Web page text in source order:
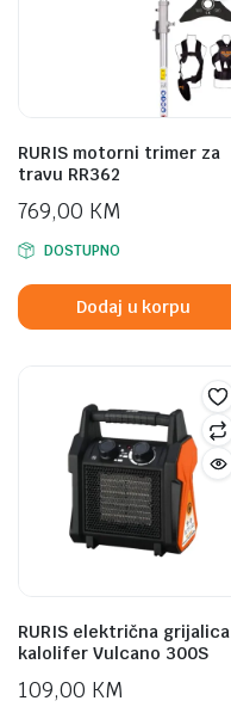
RURIS motorni trimer za
travu RR362
769,00 KM
DOSTUPNO
Dodaj u korpu
RURIS električna grijalica
kalolifer Vulcano 300S
109,00 KM